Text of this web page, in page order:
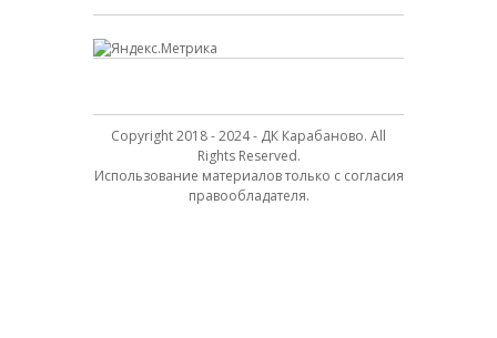
Copyright 2018 - 2024 - ДК Карабаново. All
Rights Reserved.
Использование материалов только с согласия
правообладателя.